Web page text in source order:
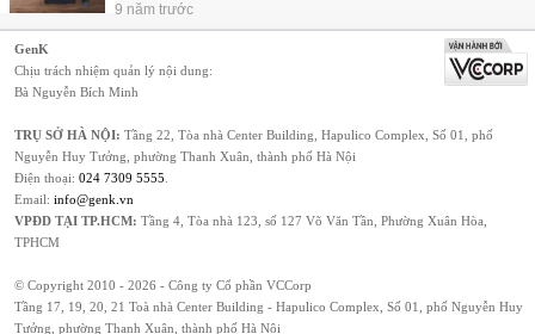
9 năm trước
GenK
Chịu trách nhiệm quản lý nội dung:
Bà Nguyễn Bích Minh
TRỤ SỞ HÀ NỘI: Tầng 22, Tòa nhà Center Building, Hapulico Complex, Số 01, phố
Nguyễn Huy Tưởng, phường Thanh Xuân, thành phố Hà Nội
Điện thoại: 024 7309 5555
Email: info@genk.vn
VPĐD TẠI TP.HCM: Tầng 4, Tòa nhà 123, số 127 Võ Văn Tần, Phường Xuân Hòa,
TPHCM
© Copyright 2010 - 2026 - Công ty Cổ phần VCCorp
Tầng 17, 19, 20, 21 Toà nhà Center Building - Hapulico Complex, Số 01, phố Nguyễn Huy
Tưởng, phường Thanh Xuân, thành phố Hà Nội